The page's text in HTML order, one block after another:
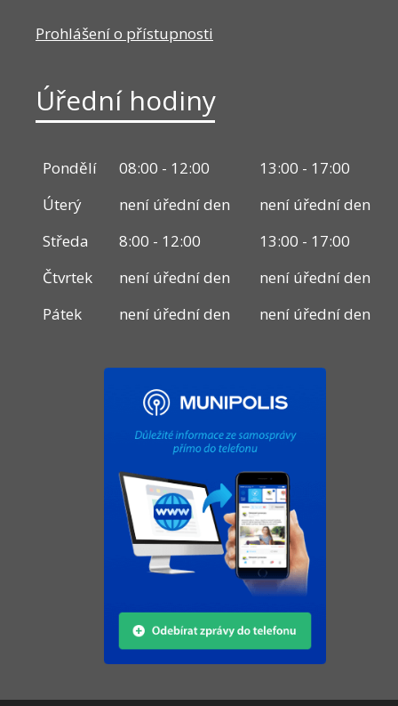
Prohlášení o přístupnosti
Úřední hodiny
Pondělí 08:00 - 12:00
13:00 - 17:00
Úterý
není úřední den
není úřední den
Středa
8:00 - 12:00
13:00 - 17:00
Čtvrtek
není úřední den
není úřední den
Pátek
není úřední den není úřední den